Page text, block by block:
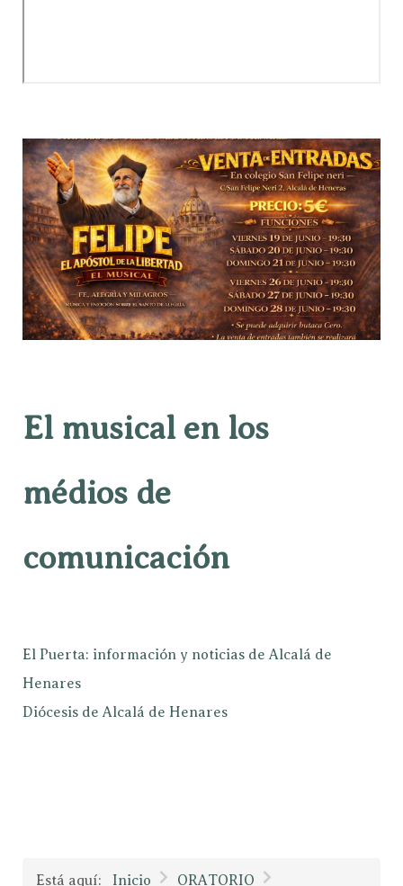
El musical en los
médios de
comunicación
El Puerta: información y noticias de Alcalá de
Henares
Diócesis de Alcalá de Henares
Está aquí: Inicio
ORATORIO